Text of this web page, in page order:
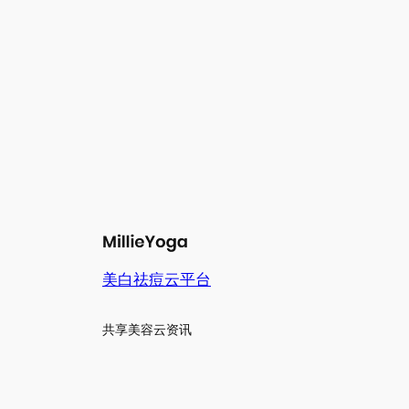
美白祛痘云平台
共享美容云资讯